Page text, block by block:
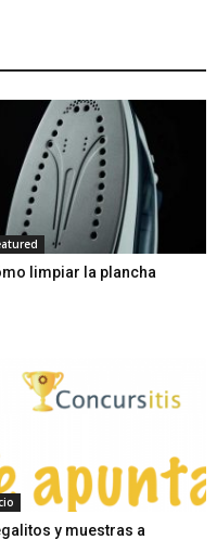
limpiar la plancha
y muestras a